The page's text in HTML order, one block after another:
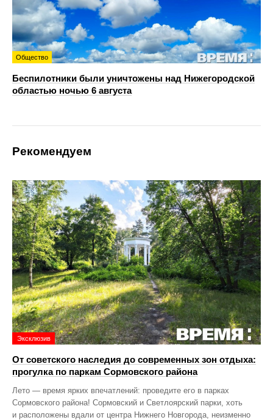
Общество
Беспилотники были уничтожены над Нижегородской
областью ночью 6 августа
Рекомендуем
Эксклюзив
От советского наследия до современных зон отдыха:
прогулка по паркам Сормовского района
Лето — время ярких впечатлений: проведите его в парках
Сормовского района! Сормовский и Светлоярский парки, хоть
и расположены вдали от центра Нижнего Новгорода, неизменно